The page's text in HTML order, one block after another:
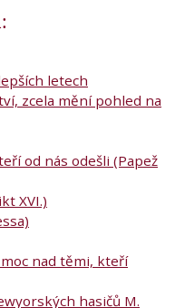
letech
zcela mění pohled na
od nás odešli (Papež
XVI.)
nad těmi, kteří
hasičů M.